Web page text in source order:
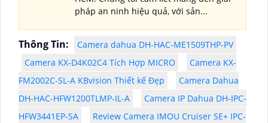
pháp an ninh hiệu quả, với sản...
Thông Tin:
Camera dahua DH-HAC-ME1509THP-PV
Camera KX-D4K02C4 Tích Hợp MICRO
Camera KX-
FM2002C-SL-A KBvision Thiết kế Đẹp
Camera Dahua
DH-HAC-HFW1200TLMP-IL-A
Camera IP Dahua DH-IPC-
HFW3441EP-SA
Review Camera IMOU Cruiser SE+ IPC-